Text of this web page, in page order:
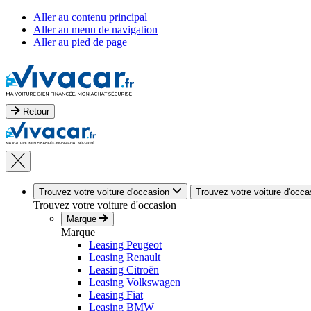
Aller au contenu principal
Aller au menu de navigation
Aller au pied de page
Retour
Trouvez votre voiture d'occasion Trouvez votre voiture
Trouvez votre voiture d'occasion
Marque
Marque
Leasing Peugeot
Leasing Renault
Leasing Citroën
Leasing Volkswagen
Leasing Fiat
Leasing BMW